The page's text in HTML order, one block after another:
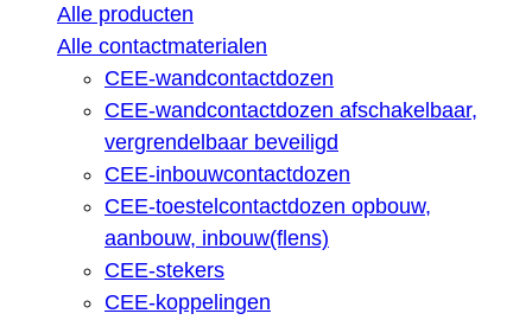
Alle producten
Alle contactmaterialen
CEE-wandcontactdozen
CEE-wandcontactdozen afschakelbaar,
vergrendelbaar beveiligd
CEE-inbouwcontactdozen
CEE-toestelcontactdozen opbouw,
aanbouw, inbouw(flens)
CEE-stekers
CEE-koppelingen